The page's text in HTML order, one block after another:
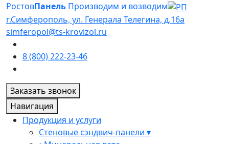
РостовПанель Производим и возводим
г.Симферополь, ул. Генерала Телегина, д.16а
simferopol@ts-krovizol.ru
8 (800) 222-23-46
Заказать звонок
Навигация
Продукция и услуги
Стеновые сэндвич-панели ▾